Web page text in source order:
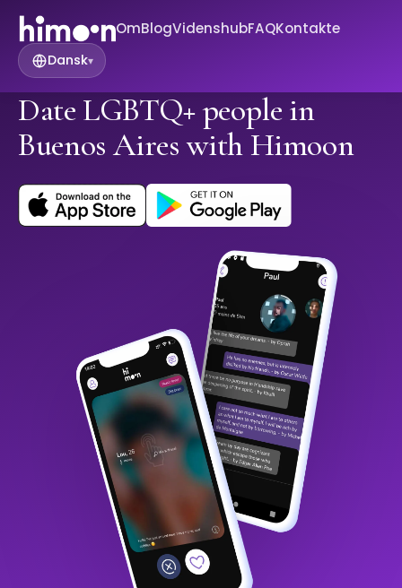
OmBlogVidenshubFAQKontakte
Dansk▾
Date LGBTQ+ people in
Buenos Aires with Himoon